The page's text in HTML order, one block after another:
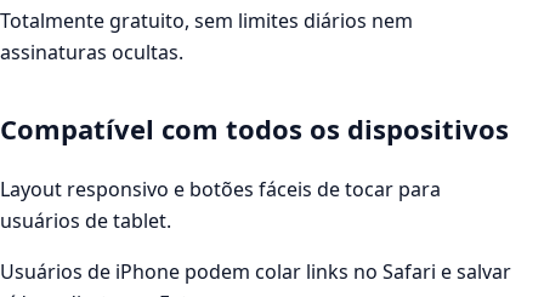
Totalmente gratuito, sem limites diários nem
assinaturas ocultas.
Compatível com todos os dispositivos
Layout responsivo e botões fáceis de tocar para
usuários de tablet.
Usuários de iPhone podem colar links no Safari e salvar